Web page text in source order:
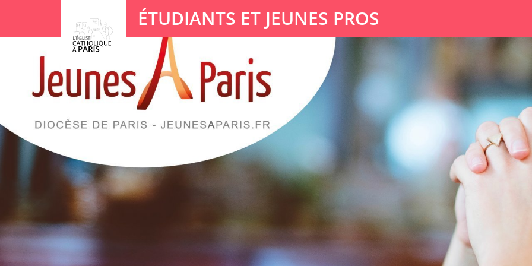
ÉTUDIANTS ET JEUNES PROS
Votre recherche
Panneau de gestion des cookies